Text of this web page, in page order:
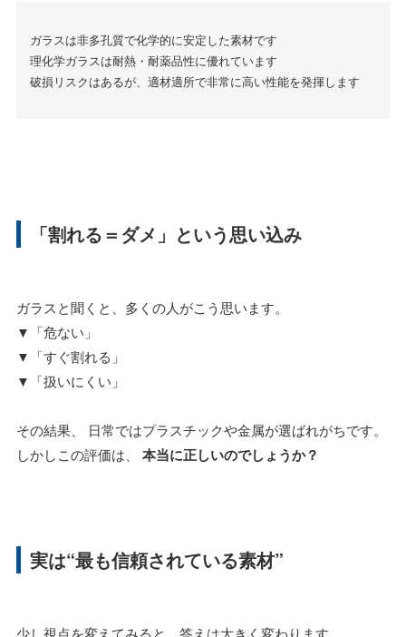
ガラスは非多孔質で化学的に安定した素材です
理化学ガラスは耐熱・耐薬品性に優れています
破損リスクはあるが、適材適所で非常に高い性能を発揮します
「割れる＝ダメ」という思い込み
ガラスと聞くと、多くの人がこう思います。
▼「危ない」
▼「すぐ割れる」
▼「扱いにくい」
その結果、 日常ではプラスチックや金属が選ばれがちです。
しかしこの評価は、 本当に正しいのでしょうか？
実は“最も信頼されている素材”
少し視点を変えてみると、答えは大きく変わります。